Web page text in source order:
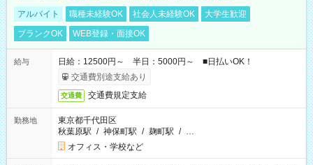
アルバイト 職種未経験OK 社会人未経験OK
大学生歓迎
ブランクOK
WEB登録・面接OK
給与
日給：12500円～ 半日：5000円～ ■日払いOK！
交通費別途支給あり
交通費 交通費規定支給
勤務地
東京都千代田区
秋葉原駅 / 神保町駅 / 麹町駅 / …
オフィス・学校など